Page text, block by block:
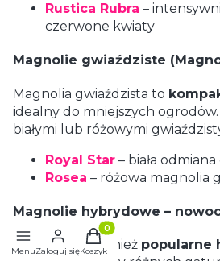
Rustica Rubra –
czerwone kwiaty
Magnolie gwiaździste
Magnolia gwiaździsta to
idealny do mniejszych
białymi lub różowymi
Royal Star – biała
Rosea – różowa magnolia
Magnolie hybrydowe –
Oferujemy również popularne
MenuZaloguj się
Produkty w koszyku:
Koszyk